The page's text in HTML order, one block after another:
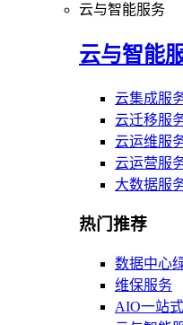
云与智能服务
云与智能
云集成服
云迁移服
云运维服
云运营服
大数据服
热门推荐
数据中心
维保服务
AIO一站